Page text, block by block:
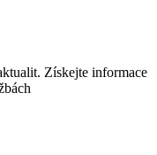
Získejte informace